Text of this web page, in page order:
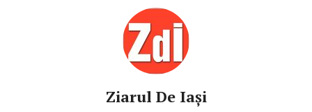
Ziarul De Iași